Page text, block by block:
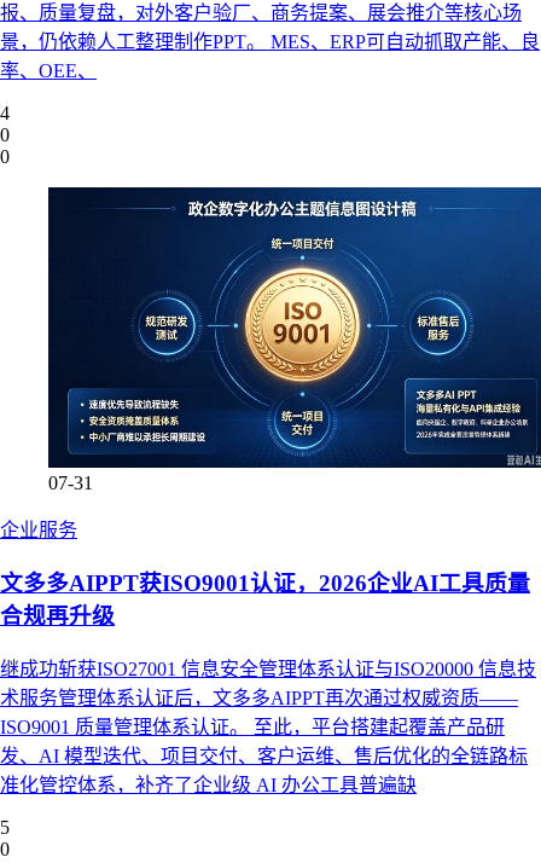
报、质量复盘，对外客户验厂、商务提案、展会推介等核心场
景，仍依赖人工整理制作PPT。 MES、ERP可自动抓取产能、良
率、OEE、
4
0
0
07-31
企业服务
文多多AIPPT获ISO9001认证，2026企业AI工具质量
合规再升级
继成功斩获ISO27001 信息安全管理体系认证与ISO20000 信息技
术服务管理体系认证后，文多多AIPPT再次通过权威资质——
ISO9001 质量管理体系认证。 至此，平台搭建起覆盖产品研
发、AI 模型迭代、项目交付、客户运维、售后优化的全链路标
准化管控体系，补齐了企业级 AI 办公工具普遍缺
5
0